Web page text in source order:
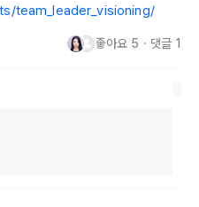
team_leader_visioning/
좋아요 5 ・ 댓글 1